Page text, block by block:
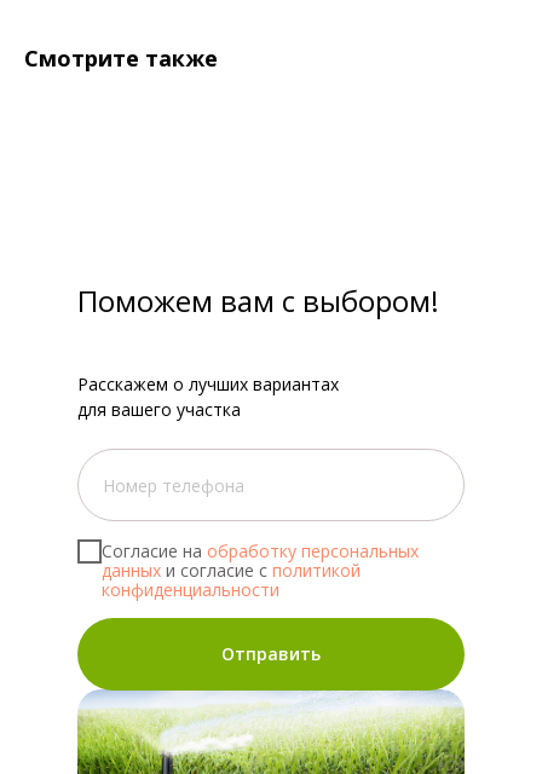
Смотрите также
Согласие на обработку персональных
данных и согласие с политикой
конфиденциальности
Отправить
Поможем вам с выбором!
Расскажем о лучших вариантах
для вашего участка